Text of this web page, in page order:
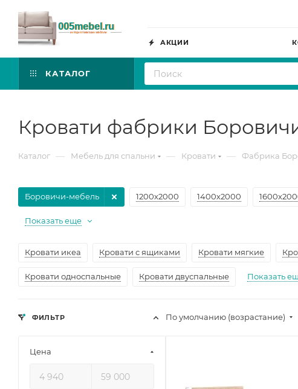
АКЦИИ
КАТАЛОГ
Кровати фабрики
Каталог — Мебель для спальни — Кровати — Фабрика
1200х2000 1400х2000
Боровичи-мебель
Показать еще
Кровати икеа Кровати с ящиками Кровати мягкие
Кровати односпальные Кровати двуспальные Показать
По умолчанию (возрастание)
ФИЛЬТР
Цена